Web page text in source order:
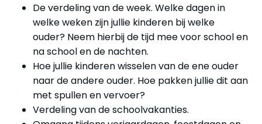
De verdeling van de week. Welke dagen in
welke weken zijn jullie kinderen bij welke
ouder? Neem hierbij de tijd mee voor school en
na school en de nachten.
Hoe jullie kinderen wisselen van de ene ouder
naar de andere ouder. Hoe pakken jullie dit aan
met spullen en vervoer?
Verdeling van de schoolvakanties.